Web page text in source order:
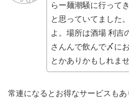
らー麺潮騒に行って
と思っていてました
よ。場所は酒場 利吉
さんんで飲んで〆に
とかありかもしれませ
常連になるとお得なサービスも